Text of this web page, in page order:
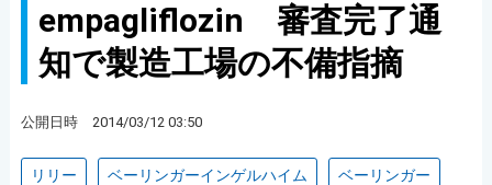
empagliflozin 審査完了通
知で製造工場の不備指摘
公開日時 2014/03/12 03:50
リリー ベーリンガーインゲルハイム ベーリンガー